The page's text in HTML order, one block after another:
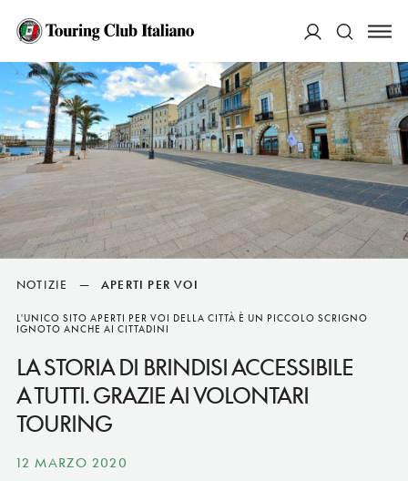
Cerca
NOTIZIE — APERTI PER VOI
L'UNICO SITO APERTI PER VOI DELLA CITTÀ È UN PICCOLO SCRIGNO
IGNOTO ANCHE AI CITTADINI
LA STORIA DI BRINDISI ACCESSIBILE
A TUTTI. GRAZIE AI VOLONTARI
TOURING
12 MARZO 2020